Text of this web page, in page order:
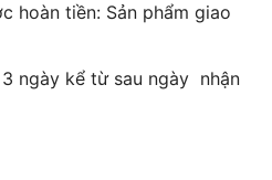
hoàn tiền: Sản phẩm giao
ngày kể từ sau ngày nhận